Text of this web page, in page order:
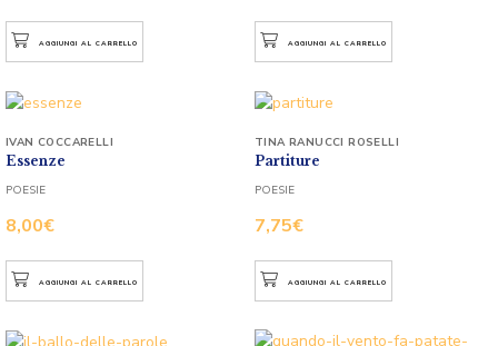
AGGIUNGI AL CARRELLO AGGIUNGI AL CARRELLO
Essenze
8,00€
IVAN COCCARELLI
POESIE
AGGIUNGI AL CARRELLO
Partiture
7,75€
TINA RANUCCI ROSELLI
POESIE
AGGIUNGI AL CARRELLO